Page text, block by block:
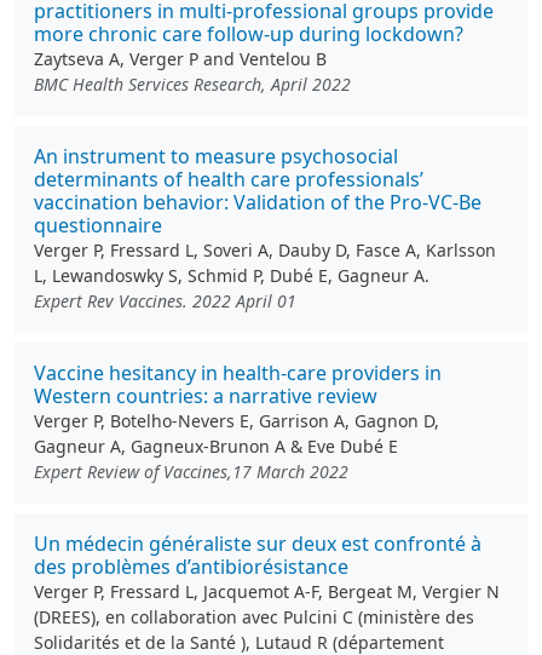
practitioners in multi-professional groups provide
more chronic care follow-up during lockdown?
Zaytseva A, Verger P and Ventelou B
BMC Health Services Research, April 2022
An instrument to measure psychosocial
determinants of health care professionals’
vaccination behavior: Validation of the Pro-VC-Be
questionnaire
Verger P, Fressard L, Soveri A, Dauby D, Fasce A, Karlsson
L, Lewandoswky S, Schmid P, Dubé E, Gagneur A.
Expert Rev Vaccines. 2022 April 01
Vaccine hesitancy in health-care providers in
Western countries: a narrative review
Verger P, Botelho-Nevers E, Garrison A, Gagnon D,
Gagneur A, Gagneux-Brunon A & Eve Dubé E
Expert Review of Vaccines,17 March 2022
Un médecin généraliste sur deux est confronté à
des problèmes d’antibiorésistance
Verger P, Fressard L, Jacquemot A-F, Bergeat M, Vergier N
(DREES), en collaboration avec Pulcini C (ministère des
Solidarités et de la Santé ), Lutaud R (département